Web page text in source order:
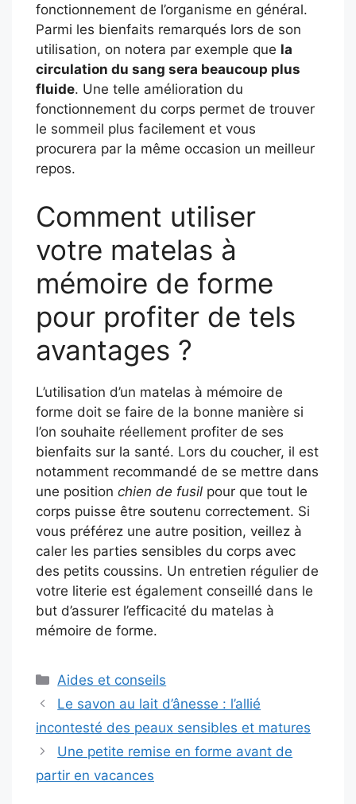
fonctionnement de l’organisme en général.
Parmi les bienfaits remarqués lors de son
utilisation, on notera par exemple que la
circulation du sang sera beaucoup plus
fluide. Une telle amélioration du
fonctionnement du corps permet de trouver
le sommeil plus facilement et vous
procurera par la même occasion un meilleur
repos.
Comment utiliser
votre matelas à
mémoire de forme
pour profiter de tels
avantages ?
L’utilisation d’un matelas à mémoire de
forme doit se faire de la bonne manière si
l’on souhaite réellement profiter de ses
bienfaits sur la santé. Lors du coucher, il est
notamment recommandé de se mettre dans
une position chien de fusil pour que tout le
corps puisse être soutenu correctement. Si
vous préférez une autre position, veillez à
caler les parties sensibles du corps avec
des petits coussins. Un entretien régulier de
votre literie est également conseillé dans le
but d’assurer l’efficacité du matelas à
mémoire de forme.
Catégories
Aides et conseils
Le savon au lait d’ânesse : l’allié
incontesté des peaux sensibles et matures
Une petite remise en forme avant de
partir en vacances